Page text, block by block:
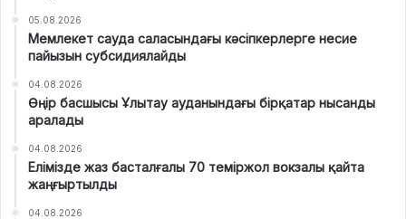
05.08.2026
Мемлекет сауда саласындағы кәсіпкерлерге несие
пайызын субсидиялайды
04.08.2026
Өңір басшысы Ұлытау ауданындағы бірқатар нысанды
аралады
04.08.2026
Елімізде жаз басталғалы 70 теміржол вокзалы қайта
жаңғыртылды
04.08.2026